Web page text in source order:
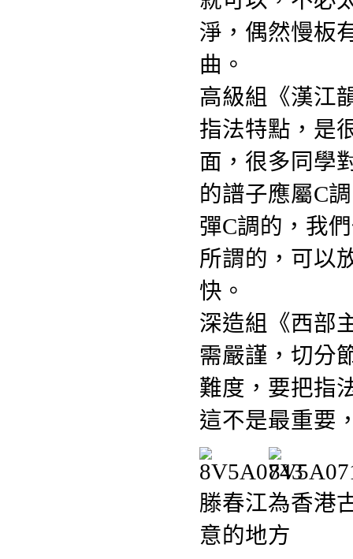
淨，偶然慢板
曲。
高級組《漢江
指法特點，是
面，很多同學
的譜子應屬C
彈C調的，我
所謂的，可以
快。
深造組《西部
需嚴謹，切分
難度，要把指
這不是最重要
滕春江為香港
意的地方